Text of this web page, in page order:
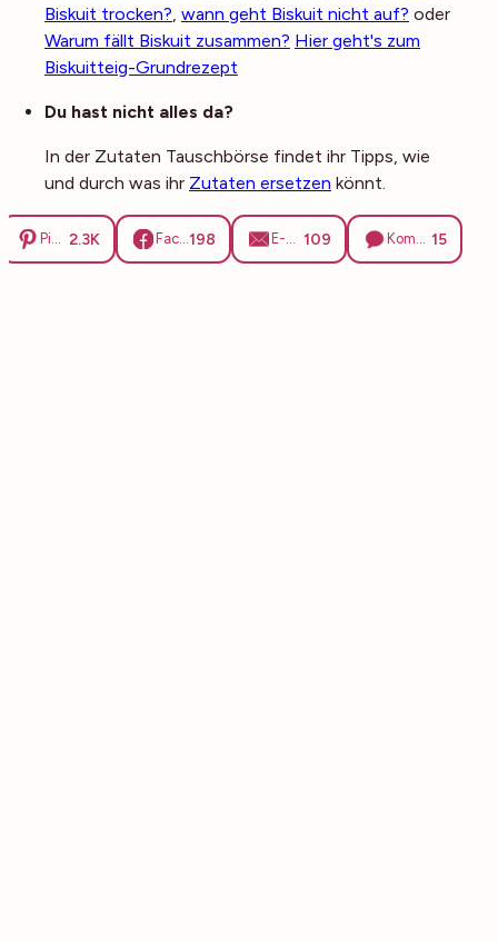
Biskuit trocken?, wann geht Biskuit nicht auf? oder
Warum fällt Biskuit zusammen? Hier geht's zum
Biskuitteig-Grundrezept
Du hast nicht alles da?
In der Zutaten Tauschbörse findet ihr Tipps, wie
und durch was ihr Zutaten ersetzen könnt.
Pinterest 2.3K Facebook198 E-Mail 109 Kommentare 15